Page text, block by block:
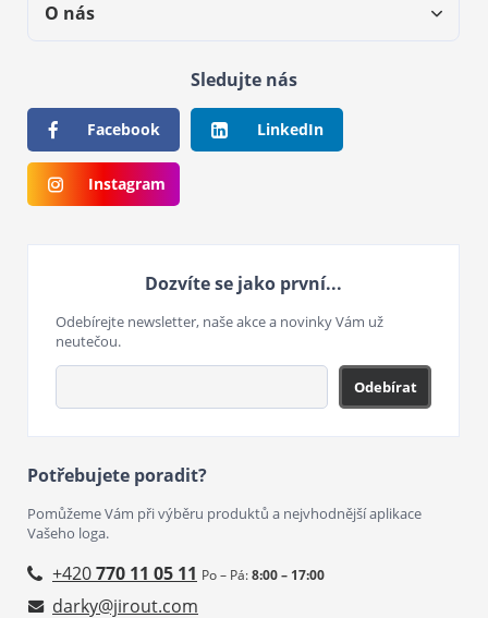
O nás
Sledujte nás
Facebook LinkedIn
Instagram
Dozvíte se jako první...
Odebírejte newsletter, naše akce a novinky Vám už
neutečou.
Odebírat
Potřebujete poradit?
Pomůžeme Vám při výběru produktů a nejvhodnější aplikace
Vašeho loga.
+420770 11 05 11 Po – Pá:8:00 – 17:00
darky@jirout.com